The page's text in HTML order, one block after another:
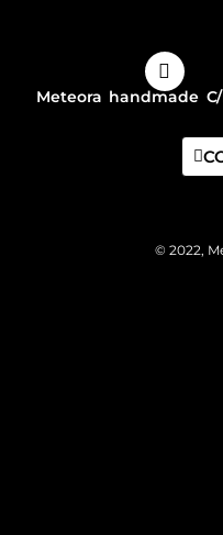
Meteora handmade C/
© 2022,